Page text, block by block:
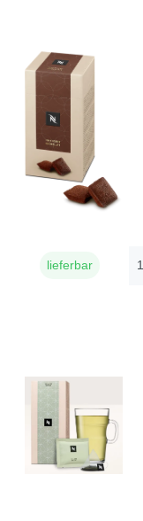
lieferbar